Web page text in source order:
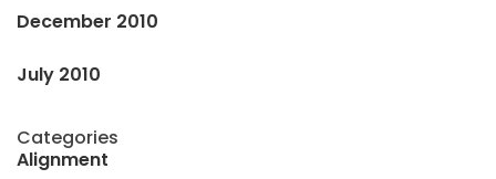
December 2010
July 2010
Categories
Alignment